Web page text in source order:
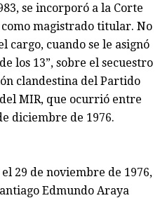
se incorporó a la Corte
como magistrado titular. No
cargo, cuando se le asignó
los 13”, sobre el secuestro
clandestina del Partido
MIR, que ocurrió entre
diciembre de 1976.
29 de noviembre de 1976,
Edmundo Araya